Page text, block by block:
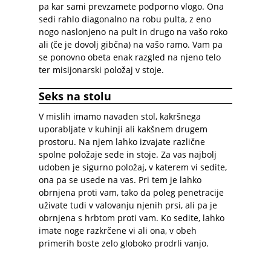
pa kar sami prevzamete podporno vlogo. Ona
sedi rahlo diagonalno na robu pulta, z eno
nogo naslonjeno na pult in drugo na vašo roko
ali (če je dovolj gibčna) na vašo ramo. Vam pa
se ponovno obeta enak razgled na njeno telo
ter misijonarski položaj v stoje.
Seks na stolu
V mislih imamo navaden stol, kakršnega
uporabljate v kuhinji ali kakšnem drugem
prostoru. Na njem lahko izvajate različne
spolne položaje sede in stoje. Za vas najbolj
udoben je sigurno položaj, v katerem vi sedite,
ona pa se usede na vas. Pri tem je lahko
obrnjena proti vam, tako da poleg penetracije
uživate tudi v valovanju njenih prsi, ali pa je
obrnjena s hrbtom proti vam. Ko sedite, lahko
imate noge razkrčene vi ali ona, v obeh
primerih boste zelo globoko prodrli vanjo.